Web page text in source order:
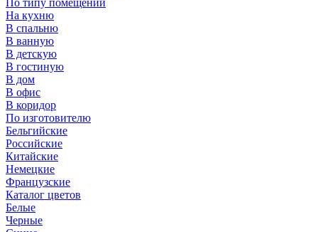
На кухню
В спальню
В ванную
В детскую
В гостиную
В дом
В офис
В коридор
По изготовителю
Бельгийские
Российские
Китайские
Немецкие
Французские
Каталог цветов
Белые
Черные